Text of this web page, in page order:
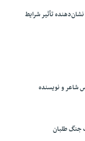
که نشان‌دهنده تأثیر شرایط
شاعر و نویسنده
طلبان